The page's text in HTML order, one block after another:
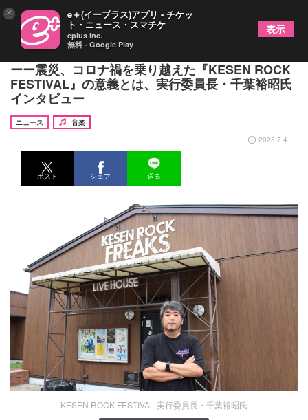
岩手・大船渡で今年も開催、気仙にロックフェスを
ーー震災、コロナ禍を乗り越えた『KESEN ROCK
FESTIVAL』の意義とは、実行委員長・千葉裕昭氏
インタビュー
ニュース
音楽
2025.7.4
ポスト シェア 送る
KESEN ROCK FESTIVAL 実行委員長・千葉裕昭氏
× e＋(イープラス)アプリ - チケッ
ト・ニュース・スマチケ
eplus inc.
無料 - Google Play
表示